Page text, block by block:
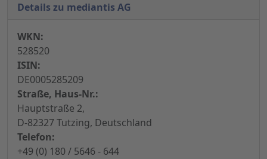
Details zu mediantis AG
WKN:
528520
ISIN:
DE0005285209
Straße, Haus-Nr.:
Hauptstraße 2,
D-82327 Tutzing, Deutschland
Telefon:
+49 (0) 180 / 5646 - 644